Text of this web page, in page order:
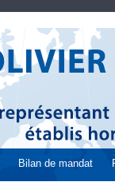
Bilan de mandat